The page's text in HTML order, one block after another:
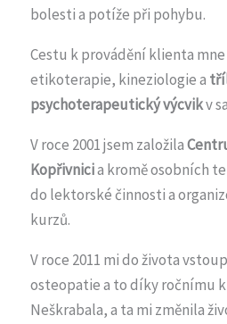
bolesti a potíže při pohybu.
Cestu k provádění klienta
etikoterapie, kineziologie a
psychoterapeutický výcvikv
V roce 2001 jsem založila
Kopřivnicia kromě osobních
do lektorské činnosti a
kurzů.
V roce 2011 mi do života
osteopatie a to díky ročnímu
Neškrabala, a ta mi změnila